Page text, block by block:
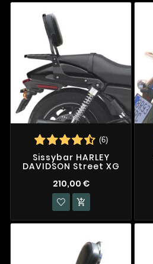
(6)
Sissybar HARLEY
DAVIDSON Street XG
210,00 €
